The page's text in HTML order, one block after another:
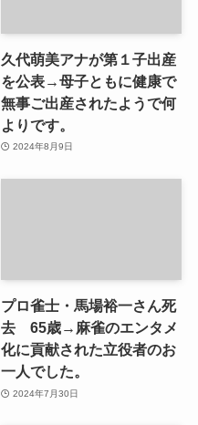
久代萌美アナが第１子出産
を公表→母子ともに健康で
無事ご出産されたようで何
よりです。
2024年8月9日
プロ雀士・馬場裕一さん死
去 65歳→麻雀のエンタメ
化に貢献された立役者のお
一人でした。
2024年7月30日